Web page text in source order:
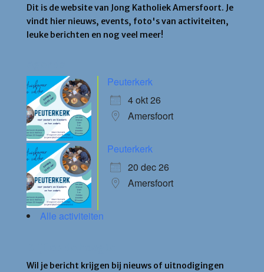
Dit is de website van Jong Katholiek Amersfoort. Je
vindt hier nieuws, events, foto's van activiteiten,
leuke berichten en nog veel meer!
Peuterkerk
4 okt 26
Amersfoort
Peuterkerk
20 dec 26
Amersfoort
Alle activiteiten
Wil je bericht krijgen bij nieuws of uitnodigingen